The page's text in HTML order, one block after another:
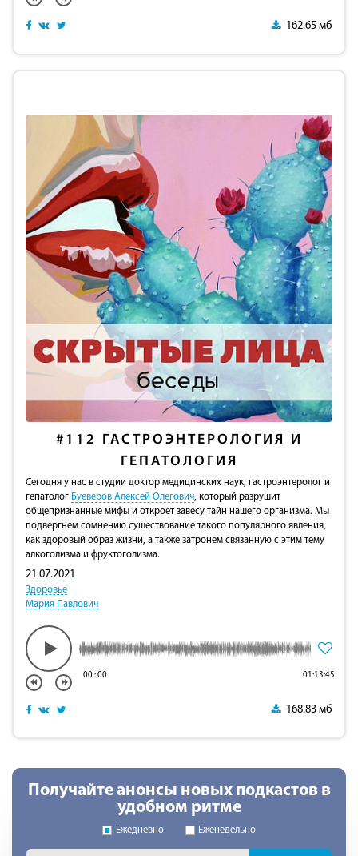
162.65 мб
#112
ГАСТРОЭНТЕРОЛОГИЯ И
ГЕПАТОЛОГИЯ
Сегодня у нас в студии доктор медицинских наук, гастроэнтеролог и
гепатолог Буеверов Алексей Олегович, который разрушит
общепризнанные мифы и откроет завесу тайн нашего организма. Мы
подвергнем сомнению существование такого популярного явления,
как здоровый образ жизни, а также затронем связанную с этим тему
алкоголизма и фруктоголизма.
21.07.2021
Здоровье
Мария Павлович
00:00 01:13:45
168.83 мб
Получайте анонсы новых подкастов в
удобном ритме
Ежедневно Еженедельно